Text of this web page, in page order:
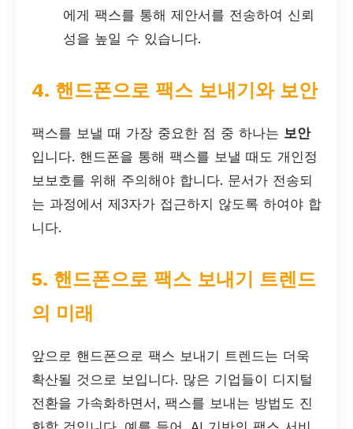
에게 팩스를 통해 제안서를 전송하여 신뢰
성을 높일 수 있습니다.
4. 핸드폰으로 팩스 보내기와 보안
팩스를 보낼 때 가장 중요한 점 중 하나는 보안
입니다. 핸드폰을 통해 팩스를 보낼 때도 개인정
보보호를 위해 주의해야 합니다. 문서가 전송되
는 과정에서 제3자가 접근하지 않도록 하여야 합
니다.
5. 핸드폰으로 팩스 보내기 트렌드
의 미래
앞으로 핸드폰으로 팩스 보내기 트렌드는 더욱
확산될 것으로 보입니다. 많은 기업들이 디지털
전환을 가속화하면서, 팩스를 보내는 방법도 진